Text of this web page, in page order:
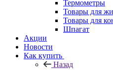
Термометры
Товары для
Товары для
Шпагат
Акции
Новости
Как купить
Назад